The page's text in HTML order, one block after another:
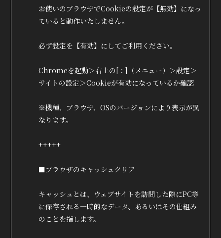
MOVIE
RADIO
お使いのブラウザでCookieの設定が【無効】になっ
ていると動作いたしません。
必ず設定を【有効】にしてご利用ください。
Chromeを起動＞右上の[：]（メニュー）＞設定＞
サイトの設定＞Cookieが有効になっているか確認
※機種、ブラウザ、OSのバージョンにより表示が異
なります。
+++++
■ブラウザのキャッシュクリア
キャッシュとは、ウェブサイトを訪問した際にPC等
に保存される一時的なデータ、あるいはその仕組み
のことを指します。